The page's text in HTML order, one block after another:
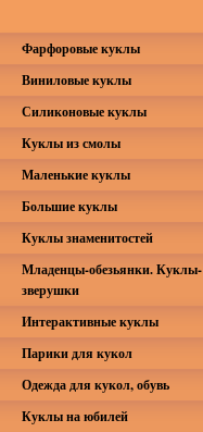
Фарфоровые куклы
Виниловые куклы
Силиконовые куклы
Куклы из смолы
Маленькие куклы
Большие куклы
Куклы знаменитостей
Младенцы-обезьянки. Куклы-
зверушки
Интерактивные куклы
Парики для кукол
Одежда для кукол, обувь
Куклы на юбилей